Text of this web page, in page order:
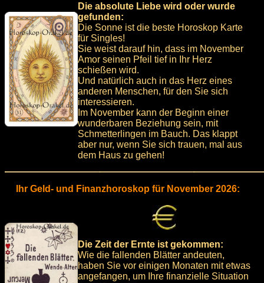
Die absolute Liebe wird oder wurde
gefunden:
Die Sonne ist die beste Horoskop Karte
für Singles!
Sie weist darauf hin, dass im November
Amor seinen Pfeil tief in Ihr Herz
schießen wird.
Und natürlich auch in das Herz eines
anderen Menschen, für den Sie sich
interessieren.
Im November kann der Beginn einer
wunderbaren Beziehung sein, mit
Schmetterlingen im Bauch. Das klappt
aber nur, wenn Sie sich trauen, mal aus
dem Haus zu gehen!
Ihr Geld- und Finanzhoroskop für November 2026:
Die Zeit der Ernte ist gekommen:
Wie die fallenden Blätter andeuten,
haben Sie vor einigen Monaten mit etwas
angefangen, um Ihre finanzielle Situation